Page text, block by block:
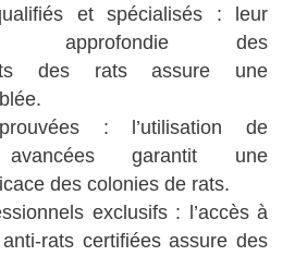
et spécialisés : leur
approfondie des
des rats assure une
: l’utilisation de
avancées garantit une
des colonies de rats.
exclusifs : l’accès à
rats certifiées assure des